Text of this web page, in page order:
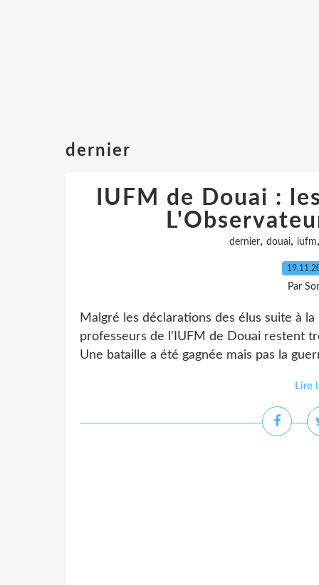
dernier
IUFM de Douai :
dernier, douai, iufm
Par
Malgré les déclarations des élus suite à
professeurs de l'IUFM de Douai restent
Une bataille a été gagnée mais pas la
Lire